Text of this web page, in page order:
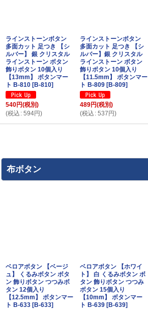
ラインストーンボタン
多面カット 足つき 【シ
ルバー】 銀 クリスタル
ラインストーン ボタン
飾りボタン 10個入り
【13mm】 ボタンマー
ト B-810 [B-810]
540円(税別)
(税込 : 594円)
ラインストーンボタン
多面カット 足つき 【シ
ルバー】銀 クリスタル
ラインストーン ボタン
飾りボタン 10個入り
【11.5mm】 ボタンマー
ト B-809 [B-809]
489円(税別)
(税込 : 537円)
布ボタン
ベロアボタン 【ベージ
ュ】 くるみボタン ボタ
ン 飾りボタン つつみボ
タン 12個入り
【12.5mm】 ボタンマー
ト B-633 [B-633]
ベロアボタン 【ホワイ
ト】 白 くるみボタン ボ
タン 飾りボタン つつみ
ボタン 15個入り
【10mm】 ボタンマー
ト B-639 [B-639]